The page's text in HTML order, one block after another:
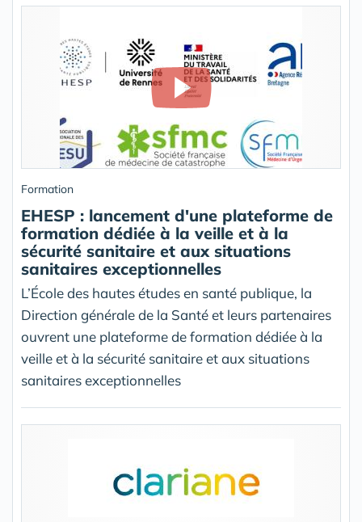
Formation
EHESP : lancement d'une plateforme de
formation dédiée à la veille et à la
sécurité sanitaire et aux situations
sanitaires exceptionnelles
L’École des hautes études en santé publique, la
Direction générale de la Santé et leurs partenaires
ouvrent une plateforme de formation dédiée à la
veille et à la sécurité sanitaire et aux situations
sanitaires exceptionnelles